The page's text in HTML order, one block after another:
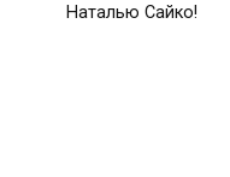
Наталью Сайко!